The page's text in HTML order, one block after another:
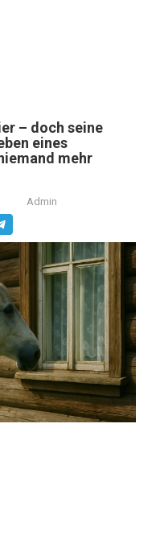
– doch seine
eines
mehr
Admin